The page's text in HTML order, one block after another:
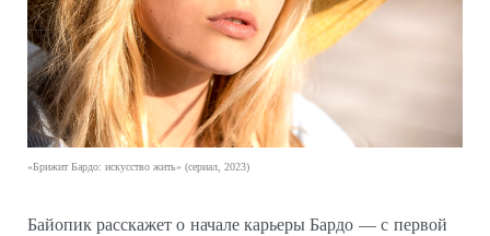
«Брижит Бардо: искусство жить» (сериал, 2023)
Байопик расскажет о начале карьеры Бардо — с первой